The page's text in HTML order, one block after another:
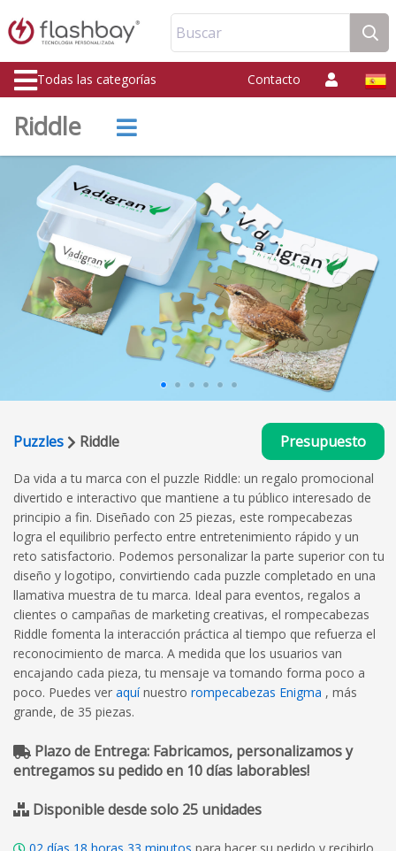
Buscar
Todas las categorías Contacto
Riddle
Puzzles Riddle Presupuesto
Da vida a tu marca con el puzzle Riddle: un regalo promocional
divertido e interactivo que mantiene a tu público interesado de
principio a fin. Diseñado con 25 piezas, este rompecabezas
logra el equilibrio perfecto entre entretenimiento rápido y un
reto satisfactorio. Podemos personalizar la parte superior con tu
diseño y logotipo, convirtiendo cada puzzle completado en una
llamativa muestra de tu marca. Ideal para eventos, regalos a
clientes o campañas de marketing creativas, el rompecabezas
Riddle fomenta la interacción práctica al tiempo que refuerza el
reconocimiento de marca. A medida que los usuarios van
encajando cada pieza, tu mensaje va tomando forma poco a
poco. Puedes ver aquí nuestro rompecabezas Enigma , más
grande, de 35 piezas.
Plazo de Entrega: Fabricamos, personalizamos y
entregamos su pedido en 10 días laborables!
Disponible desde solo 25 unidades